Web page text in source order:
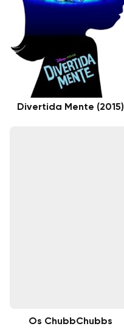
Divertida Mente (2015)
Os ChubbChubbs